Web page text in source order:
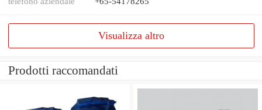
Visualizza altro
Prodotti raccomandati